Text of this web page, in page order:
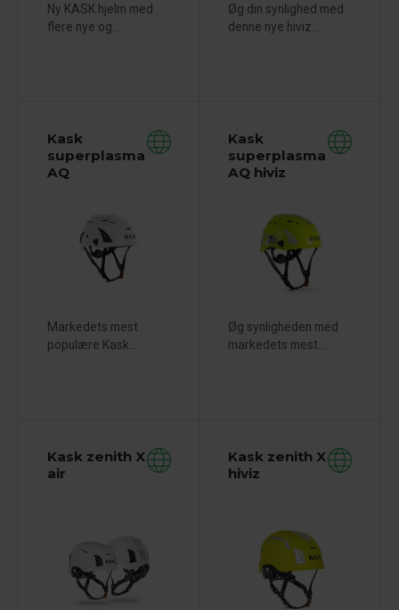
Ny KASK hjelm med
flere nye og...
Øg din synlighed med
denne nye hiviz...
Kask
superplasma
AQ
Markedets mest
populære Kask...
Kask
superplasma
AQ hiviz
Øg synligheden med
markedets mest...
Kask zenith X
air
Kask zenith X
hiviz